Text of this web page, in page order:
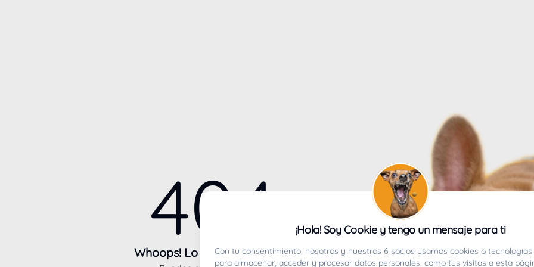
404
Whoops! Lo sentimos mucho.
¡Hola! Soy Cookie y tengo un mensaje para ti
Con tu consentimiento, nosotros y nuestros 6 socios usamos cookies o
para almacenar, acceder y procesar datos personales, como tus visitas a esta